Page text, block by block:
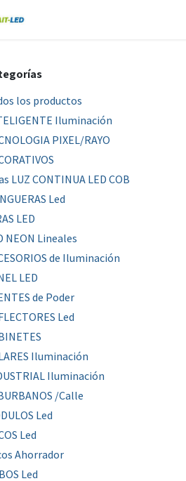
los productos
Iluminación
PIXEL/RAYO
LUZ CONTINUA LED COB
Led
LED
NEON Lineales
de Iluminación
LED
de Poder
Led
Iluminación
Iluminación
/Calle
Led
Led
Ahorrador
Led